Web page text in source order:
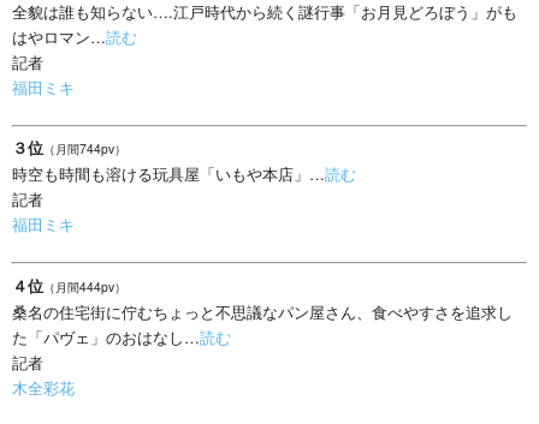
全貌は誰も知らない….江戸時代から続く謎行事「お月見どろぼう」がも
はやロマン…読む
記者
福田ミキ
３位 （月間744pv）
時空も時間も溶ける玩具屋「いもや本店」…読む
記者
福田ミキ
４位 （月間444pv）
桑名の住宅街に佇むちょっと不思議なパン屋さん、食べやすさを追求し
た「パヴェ」のおはなし…読む
記者
木全彩花